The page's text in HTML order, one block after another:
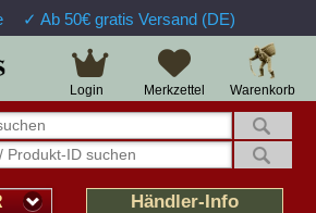
✓ Ab 50€ gratis Versand (DE)
Warenkorb
Merkzettel
Login
Händler-Info
14 Tage Widerrufsrecht
Über 25 Jahre Erfahrung
Schnelle Rücküberweisung
Kulant bei Retouren
Prof. Auftragsabwicklung